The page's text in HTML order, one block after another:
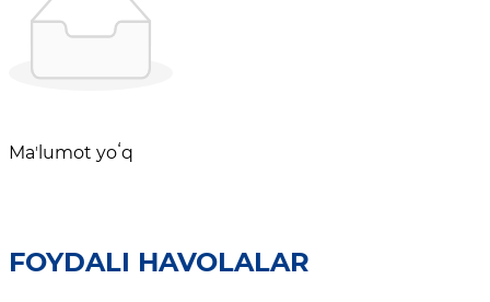
Maʼlumot yoʻq
FOYDALI HAVOLALAR